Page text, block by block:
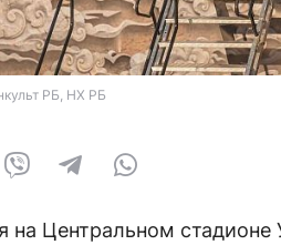
РБ, НХ РБ
на Центральном